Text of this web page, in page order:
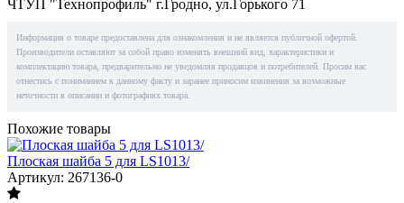
ЧТУП "Технопрофиль" г.Гродно, ул.Горького 71
Информация о товаре предоставлена для ознакомления и не является публичной офертой.
Производители оставляют за собой право изменять внешний вид, характеристики и
комплектацию товара, предварительно не уведомляя продавцов и потребителей. Просим вас
отнестись с пониманием к данному факту и заранее приносим извинения за возможные
неточности в описании и фотографиях товара.
Похожие товары
Плоская шайба 5 для LS1013/
Артикул: 267136-0